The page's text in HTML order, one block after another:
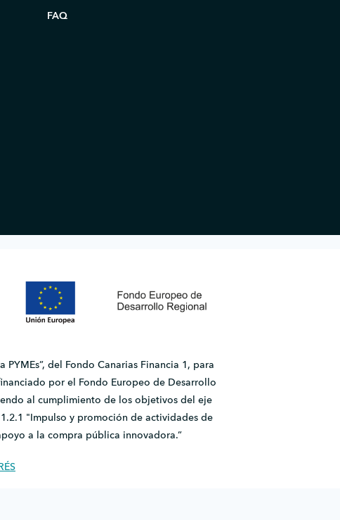
FAQ
del Fondo Canarias Financia 1, para
por el Fondo Europeo de Desarrollo
al cumplimiento de los objetivos del eje
"Impulso y promoción de actividades de
a la compra pública innovadora.”